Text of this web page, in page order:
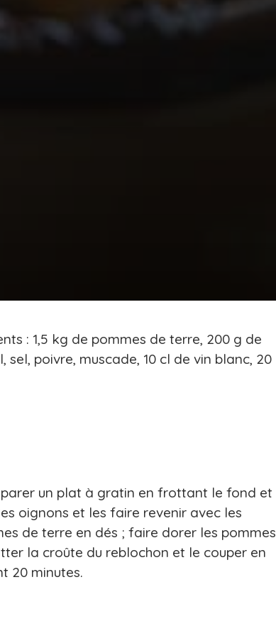
: 1,5 kg de pommes de terre, 200 g de
sel, poivre, muscade, 10 cl de vin blanc, 20
un plat à gratin en frottant le fond et
oignons et les faire revenir avec les
de terre en dés ; faire dorer les pommes
la croûte du reblochon et le couper en
20 minutes.